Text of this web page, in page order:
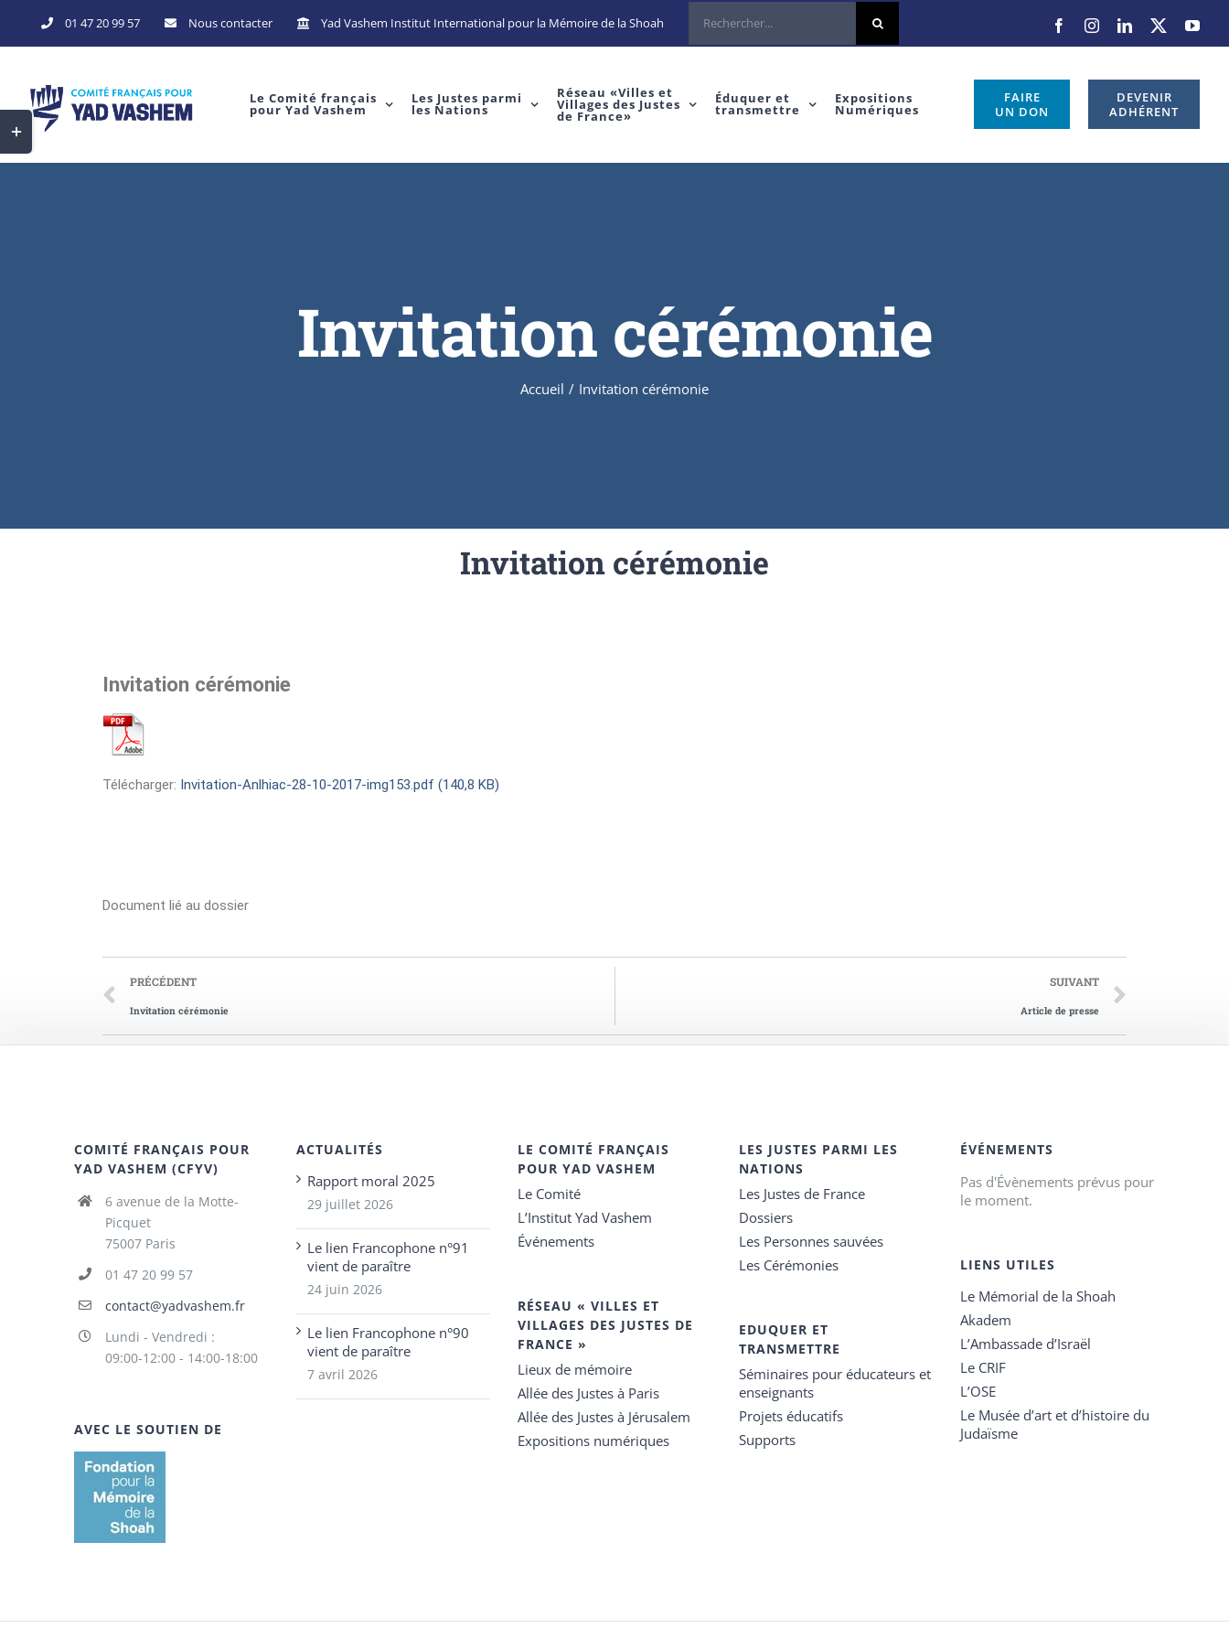
01 47 20 99 57 Nous contacter Yad Vashem Institut International pour la Mémoire de la Shoah
Le Comité français
pour Yad Vashem
Les Justes parmi
les Nations
Réseau «Villes et
Villages des Justes
de France»
Éduquer et
transmettre
Expositions
Numériques
FAIRE
UN DON
DEVENIR
ADHÉRENT
Invitation cérémonie
Accueil / Invitation cérémonie
Invitation cérémonie
Invitation cérémonie
Télécharger: Invitation-Anlhiac-28-10-2017-img153.pdf (140,8 KB)
Document lié au dossier
PRÉCÉDENT
Invitation cérémonie
SUIVANT
Article de presse
COMITÉ FRANÇAIS POUR
YAD VASHEM (CFYV)
6 avenue de la Motte-
Picquet
75007 Paris
01 47 20 99 57
contact@yadvashem.fr
Lundi - Vendredi :
09:00-12:00 - 14:00-18:00
AVEC LE SOUTIEN DE
ACTUALITÉS
Rapport moral 2025
29 juillet 2026
Le lien Francophone n°91
vient de paraître
24 juin 2026
Le lien Francophone n°90
vient de paraître
7 avril 2026
LE COMITÉ FRANÇAIS
POUR YAD VASHEM
Le Comité
L’Institut Yad Vashem
Événements
RÉSEAU « VILLES ET
VILLAGES DES JUSTES DE
FRANCE »
Lieux de mémoire
Allée des Justes à Paris
Allée des Justes à Jérusalem
Expositions numériques
LES JUSTES PARMI LES
NATIONS
Les Justes de France
Dossiers
Les Personnes sauvées
Les Cérémonies
EDUQUER ET
TRANSMETTRE
Séminaires pour éducateurs et
enseignants
Projets éducatifs
Supports
ÉVÉNEMENTS
Pas d'Évènements prévus pour
le moment.
LIENS UTILES
Le Mémorial de la Shoah
Akadem
L’Ambassade d’Israël
Le CRIF
L’OSE
Le Musée d’art et d’histoire du
Judaïsme